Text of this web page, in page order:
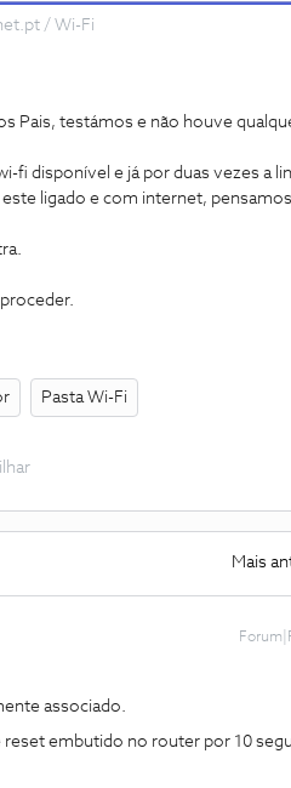
/ Wi-Fi​​​​​
Pais, testámos e não houve
fi disponível e já por duas vezes a
ligado e com internet,
Pasta Wi-Fi
Mais
associado.
embutido no router por 10